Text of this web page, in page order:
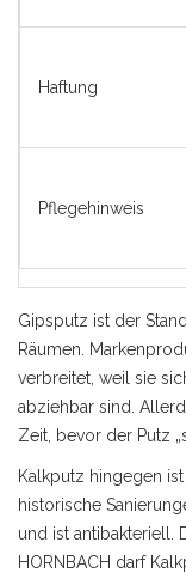
Haftung
Pflegehinweis
Gipsputz ist der
Räumen .
verbreitet, weil sie
abziehbar sind.
Zeit, bevor der Putz
Kalkputz hingegen
historische
und ist antibakteriell.
HORNBACH darf